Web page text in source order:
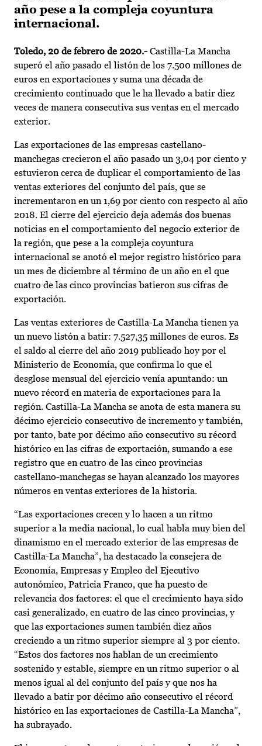
año pese a la compleja coyuntura
internacional.
Toledo, 20 de febrero de 2020.- Castilla-La Mancha
superó el año pasado el listón de los 7.500 millones de
euros en exportaciones y suma una década de
crecimiento continuado que le ha llevado a batir diez
veces de manera consecutiva sus ventas en el mercado
exterior.
Las exportaciones de las empresas castellano-
manchegas crecieron el año pasado un 3,04 por ciento y
estuvieron cerca de duplicar el comportamiento de las
ventas exteriores del conjunto del país, que se
incrementaron en un 1,69 por ciento con respecto al año
2018. El cierre del ejercicio deja además dos buenas
noticias en el comportamiento del negocio exterior de
la región, que pese a la compleja coyuntura
internacional se anotó el mejor registro histórico para
un mes de diciembre al término de un año en el que
cuatro de las cinco provincias batieron sus cifras de
exportación.
Las ventas exteriores de Castilla-La Mancha tienen ya
un nuevo listón a batir: 7.527,35 millones de euros. Es
el saldo al cierre del año 2019 publicado hoy por el
Ministerio de Economía, que confirma lo que el
desglose mensual del ejercicio venía apuntando: un
nuevo récord en materia de exportaciones para la
región. Castilla-La Mancha se anota de esta manera su
décimo ejercicio consecutivo de incremento y también,
por tanto, bate por décimo año consecutivo su récord
histórico en las cifras de exportación, sumando a ese
registro que en cuatro de las cinco provincias
castellano-manchegas se hayan alcanzado los mayores
números en ventas exteriores de la historia.
“Las exportaciones crecen y lo hacen a un ritmo
superior a la media nacional, lo cual habla muy bien del
dinamismo en el mercado exterior de las empresas de
Castilla-La Mancha”, ha destacado la consejera de
Economía, Empresas y Empleo del Ejecutivo
autonómico, Patricia Franco, que ha puesto de
relevancia dos factores: el que el crecimiento haya sido
casi generalizado, en cuatro de las cinco provincias, y
que las exportaciones sumen también diez años
creciendo a un ritmo superior siempre al 3 por ciento.
“Estos dos factores nos hablan de un crecimiento
sostenido y estable, siempre en un ritmo superior o al
menos igual al del conjunto del país y que nos ha
llevado a batir por décimo año consecutivo el récord
histórico en las exportaciones de Castilla-La Mancha”,
ha subrayado.